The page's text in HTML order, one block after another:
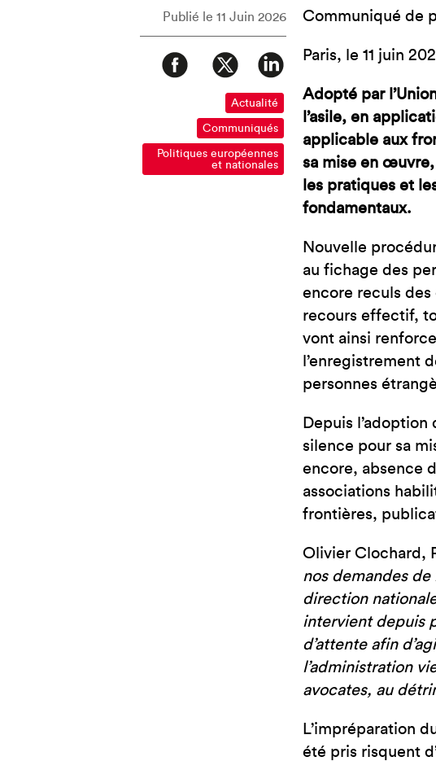
Publié le 11 Juin 2026
Actualité
Communiqués
Politiques européennes
et nationales
Communiqué de
Paris, le 11 juin
Adopté par
l’asile, en
applicable aux
sa mise en œuvre,
les pratiques et
fondamentaux.
Nouvelle
au fichage des
encore reculs
recours effectif,
vont ainsi
l’enregistrement
personnes
Depuis
silence pour sa
encore, absence
associations
frontières,
Olivier Clochard,
nos demandes de
direction
intervient depuis
d’attente afin
l’administration
avocates, au
L’impréparation
été pris risquent